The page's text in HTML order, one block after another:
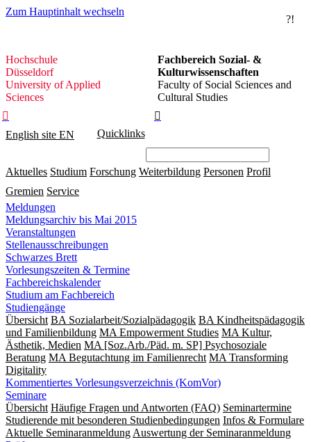
Zum Hauptinhalt wechseln
?!
Hochschule
Düsseldorf
Hochschule
Düsseldorf
University of Applied
Sciences
Fachbereich Sozial- &
Kulturwissenschaften
Faculty of Social Sciences and
Cultural Studies


English site EN Quicklinks
Aktuelles Studium Forschung Weiterbildung Personen Profil
Gremien Service
Meldungen
Meldungsarchiv bis Mai 2015
Veranstaltungen
Stellenausschreibungen
Schwarzes Brett
Vorlesungszeiten & Termine
Fachbereichskalender
Studium am Fachbereich
Studiengänge
Übersicht BA Sozialarbeit/Sozialpädagogik BA Kindheitspädagogik
und Familienbildung MA Empowerment Studies MA Kultur,
Ästhetik, Medien MA [Soz.Arb./Päd. m. SP] Psychosoziale
Beratung MA Begut­ach­tung im Fami­lien­recht MA Transforming
Digitality
Kommentiertes Vorlesungsverzeichnis (KomVor)
Seminare
Übersicht Häufige Fragen und Antworten (FAQ) Seminartermine
Studierende mit besonderen Studienbedingungen Infos & Formulare
Aktuelle Seminaranmeldung Auswertung der Seminaranmeldung